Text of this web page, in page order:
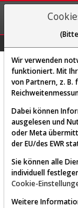
Wir verwenden
funktioniert. Mit
von Partnern, z.
Dabei können
ausgelesen und
oder Meta
der EU/des EWR
Sie können alle
individuell
Cookie-
Weitere